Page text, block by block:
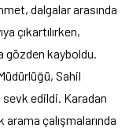
dalgalar arasında
çıkartılırken,
gözden kayboldu.
Sahil
sevk edildi. Karadan
çalışmalarında